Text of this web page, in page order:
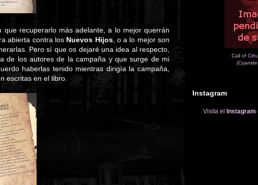
recuperarlo más adelante, a lo mejor querrán
abierta contra los Nuevos Hijos, o a lo mejor son
Pero sí que os dejaré una idea al respecto,
de los autores de la campaña y que surge de mi
haberlas tenido mientras dirigía la campaña,
escritas en el libro.
Call of
Instagram
Visita el Instagram